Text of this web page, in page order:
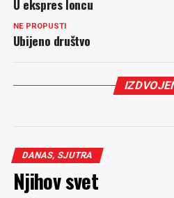
U ekspres loncu
NE PROPUSTI
Ubijeno društvo
DANAS, SJUTRA
Njihov svet